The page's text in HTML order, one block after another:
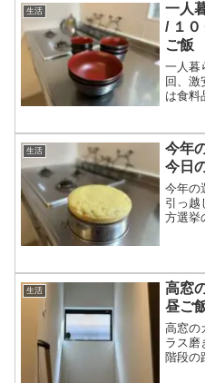
生活
一人
/ １
ご飯
一人暮
回、激
は食料
生活
今年
今日
今年の
引っ越
方選挙
生活
高窓
昼ご
高窓の
ラス磨
階段の